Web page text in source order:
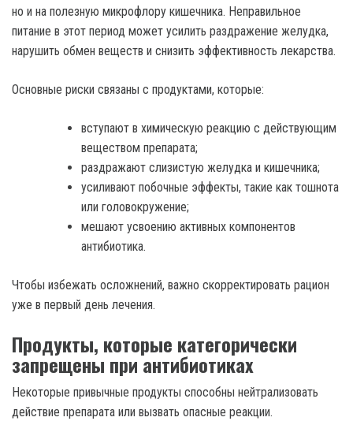
но и на полезную микрофлору кишечника. Неправильное
питание в этот период может усилить раздражение желудка,
нарушить обмен веществ и снизить эффективность лекарства.
Основные риски связаны с продуктами, которые:
вступают в химическую реакцию с действующим
веществом препарата;
раздражают слизистую желудка и кишечника;
усиливают побочные эффекты, такие как тошнота
или головокружение;
мешают усвоению активных компонентов
антибиотика.
Чтобы избежать осложнений, важно скорректировать рацион
уже в первый день лечения.
Продукты, которые категорически
запрещены при антибиотиках
Некоторые привычные продукты способны нейтрализовать
действие препарата или вызвать опасные реакции.